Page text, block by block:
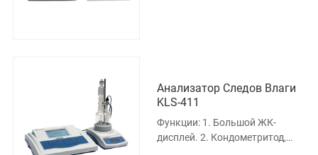
Анализатор Следов Влаги
KLS-411
Функции: 1. Большой ЖК-
дисплей. 2. Кондометритод,